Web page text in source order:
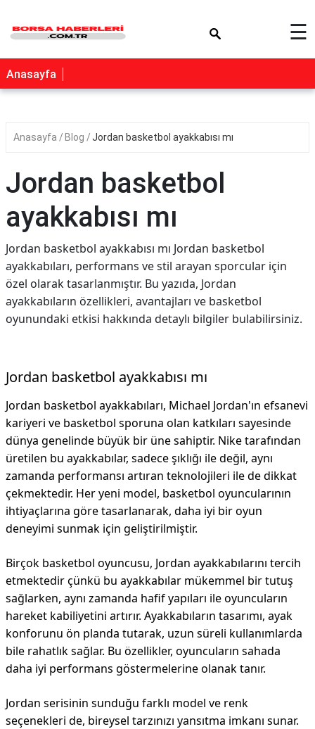
☰
Anasayfa
Anasayfa Blog Jordan basketbol ayakkabısı mı
Jordan basketbol
ayakkabısı mı
Jordan basketbol ayakkabısı mı Jordan basketbol
ayakkabıları, performans ve stil arayan sporcular için
özel olarak tasarlanmıştır. Bu yazıda, Jordan
ayakkabıların özellikleri, avantajları ve basketbol
oyunundaki etkisi hakkında detaylı bilgiler bulabilirsiniz.
Jordan basketbol ayakkabısı mı
Jordan basketbol ayakkabıları, Michael Jordan'ın efsanevi
kariyeri ve basketbol sporuna olan katkıları sayesinde
dünya genelinde büyük bir üne sahiptir. Nike tarafından
üretilen bu ayakkabılar, sadece şıklığı ile değil, aynı
zamanda performansı artıran teknolojileri ile de dikkat
çekmektedir. Her yeni model, basketbol oyuncularının
ihtiyaçlarına göre tasarlanarak, daha iyi bir oyun
deneyimi sunmak için geliştirilmiştir.
Birçok basketbol oyuncusu, Jordan ayakkabılarını tercih
etmektedir çünkü bu ayakkabılar mükemmel bir tutuş
sağlarken, aynı zamanda hafif yapıları ile oyuncuların
hareket kabiliyetini artırır. Ayakkabıların tasarımı, ayak
konforunu ön planda tutarak, uzun süreli kullanımlarda
bile rahatlık sağlar. Bu özellikler, oyuncuların sahada
daha iyi performans göstermelerine olanak tanır.
Jordan serisinin sunduğu farklı model ve renk
seçenekleri de, bireysel tarzınızı yansıtma imkanı sunar.